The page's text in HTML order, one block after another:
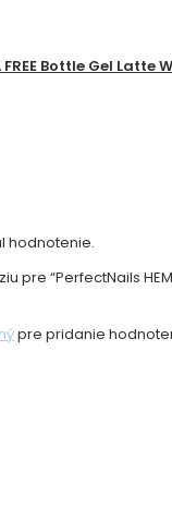
Bottle Gel Latte
hodnotenie.
pre “PerfectNails
pre pridanie